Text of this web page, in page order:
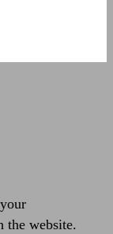
the website.